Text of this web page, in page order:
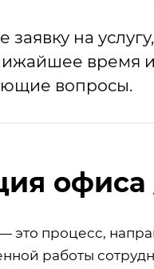
заявку на
время
вопросы.
офиса
это процесс,
работы